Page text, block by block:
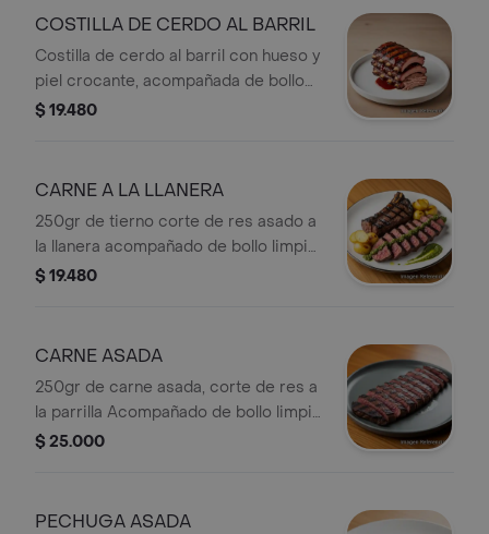
COSTILLA DE CERDO AL BARRIL
Costilla de cerdo al barril con hueso y
piel crocante, acompañada de bollo
limpio.
$ 19.480
CARNE A LA LLANERA
250gr de tierno corte de res asado a
la llanera acompañado de bollo limpio
o papa (según disponibilidad)
$ 19.480
CARNE ASADA
250gr de carne asada, corte de res a
la parrilla Acompañado de bollo limpio
o papas (según disponibilidad)
$ 25.000
PECHUGA ASADA